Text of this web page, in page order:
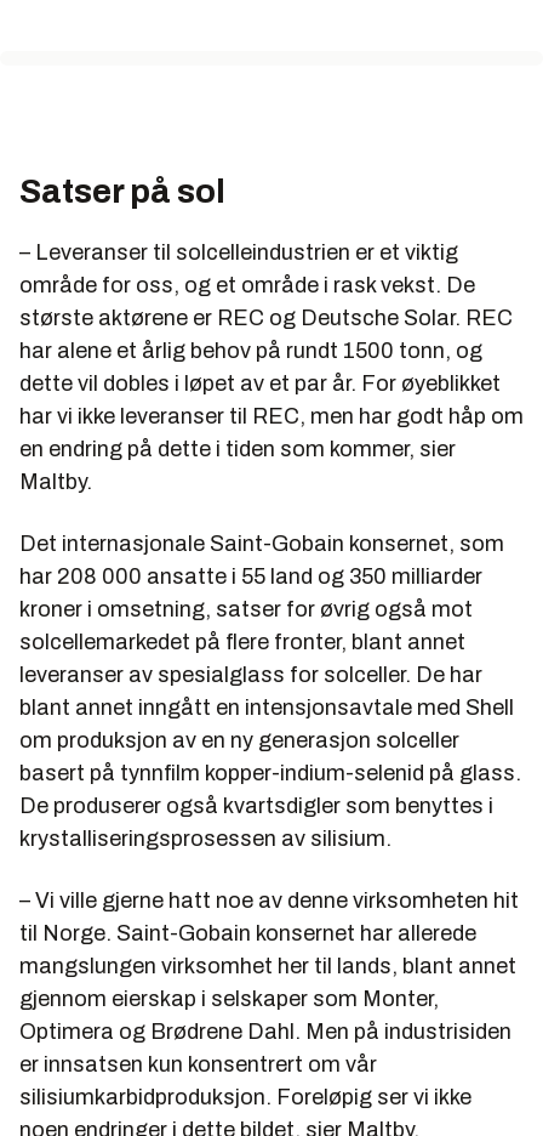
Satser på sol
– Leveranser til solcelleindustrien er et viktig
område for oss, og et område i rask vekst. De
største aktørene er REC og Deutsche Solar. REC
har alene et årlig behov på rundt 1500 tonn, og
dette vil dobles i løpet av et par år. For øyeblikket
har vi ikke leveranser til REC, men har godt håp om
en endring på dette i tiden som kommer, sier
Maltby.
Det internasjonale Saint-Gobain konsernet, som
har 208 000 ansatte i 55 land og 350 milliarder
kroner i omsetning, satser for øvrig også mot
solcellemarkedet på flere fronter, blant annet
leveranser av spesialglass for solceller. De har
blant annet inngått en intensjonsavtale med Shell
om produksjon av en ny generasjon solceller
basert på tynnfilm kopper-indium-selenid på glass.
De produserer også kvartsdigler som benyttes i
krystalliseringsprosessen av silisium.
– Vi ville gjerne hatt noe av denne virksomheten hit
til Norge. Saint-Gobain konsernet har allerede
mangslungen virksomhet her til lands, blant annet
gjennom eierskap i selskaper som Monter,
Optimera og Brødrene Dahl. Men på industrisiden
er innsatsen kun konsentrert om vår
silisiumkarbidproduksjon. Foreløpig ser vi ikke
noen endringer i dette bildet, sier Maltby.